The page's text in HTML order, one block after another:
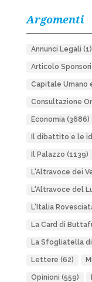
Argomenti
Annunci Legali (1)
Articolo
Capitale Umano
Consultazione
Economia(3686)
Il dibattito e le
Il Palazzo (1139)
L'Altravoce dei
L'Altravoce del
L'Italia
La Card di
La Sfogliatella di
Lettere (62)
Opinioni (559)